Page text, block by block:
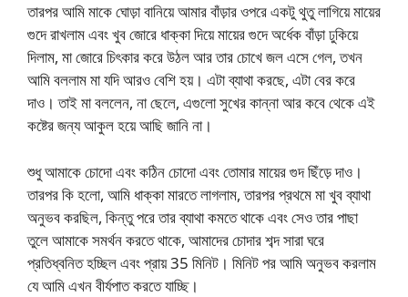
তারপর আমি মাকে ঘোড়া বানিয়ে আমার বাঁড়ার ওপরে একটু থুতু লাগিয়ে মায়ের
গুদে রাখলাম এবং খুব জোরে ধাক্কা দিয়ে মায়ের গুদে অর্ধেক বাঁড়া ঢুকিয়ে
দিলাম, মা জোরে চিৎকার করে উঠল আর তার চোখে জল এসে গেল, তখন
আমি বললাম মা যদি আরও বেশি হয়। এটা ব্যাথা করছে, এটা বের করে
দাও। তাই মা বললেন, না ছেলে, এগুলো সুখের কান্না আর কবে থেকে এই
কষ্টের জন্য আকুল হয়ে আছি জানি না।
শুধু আমাকে চোদো এবং কঠিন চোদো এবং তোমার মায়ের গুদ ছিঁড়ে দাও।
তারপর কি হলো, আমি ধাক্কা মারতে লাগলাম, তারপর প্রথমে মা খুব ব্যাথা
অনুভব করছিল, কিন্তু পরে তার ব্যাথা কমতে থাকে এবং সেও তার পাছা
তুলে আমাকে সমর্থন করতে থাকে, আমাদের চোদার শব্দ সারা ঘরে
প্রতিধ্বনিত হচ্ছিল এবং প্রায় 35 মিনিট। মিনিট পর আমি অনুভব করলাম
যে আমি এখন বীর্যপাত করতে যাচ্ছি।